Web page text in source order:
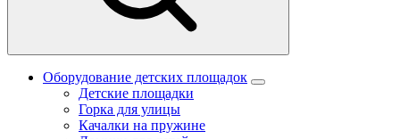
Оборудование детских площадок
Детские площадки
Горка для улицы
Качалки на пружине